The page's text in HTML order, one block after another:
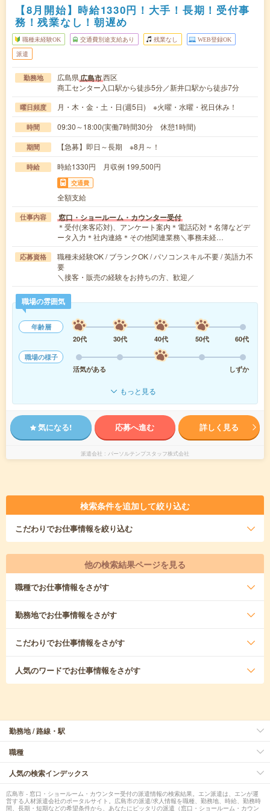
【8月開始】時給1330円！大手！長期！受付事
務！残業なし！朝遅め
職種未経験OK 交通費別途支給あり 残業なし WEB登録OK
派遣
勤務地 広島県広島市西区
商工センター入口駅から徒歩5分／新井口駅から徒歩7分
曜日頻度 月・木・金・土・日(週5日) ※火曜・水曜・祝日休み！
時間 09:30～18:00(実働7時間30分 休憩1時間)
期間 【急募】即日～長期 ※8月～！
時給 時給1330円 月収例 199,500円
交通費
全額支給
仕事内容 窓口・ショールーム・カウンター受付
＊受付(来客応対)、アンケート案内＊電話応対＊名簿などデ
ータ入力＊社内連絡＊その他関連業務＼事務未経…
応募資格
職種未経験OK / ブランクOK / パソコンスキル不要 / 英語力不
要
＼接客・販売の経験をお持ちの方、歓迎／
職場の雰囲気
年齢層
20代
30代 40代 50代
60代
職場の様子
活気がある
しずか
もっと見る
気になる! 応募へ進む 詳しく見る
派遣会社 パーソルテンプスタッフ株式会社
検索条件を追加して絞り込む
こだわりでお仕事情報を絞り込む
他の検索結果ページを見る
職種でお仕事情報をさがす
勤務地でお仕事情報をさがす
こだわりでお仕事情報をさがす
人気のワードでお仕事情報をさがす
勤務地 / 路線・駅
職種
人気の検索インデックス
広島市 - 窓口・ショールーム・カウンター受付の派遣情報の検索結果。エン派遣は、エンが運
営する人材派遣会社のポータルサイト。広島市の派遣/求人情報を職種、勤務地、時給、勤務時
間、長期・短期などの希望条件から、あなたにピッタリの派遣（窓口・ショールーム・カウン